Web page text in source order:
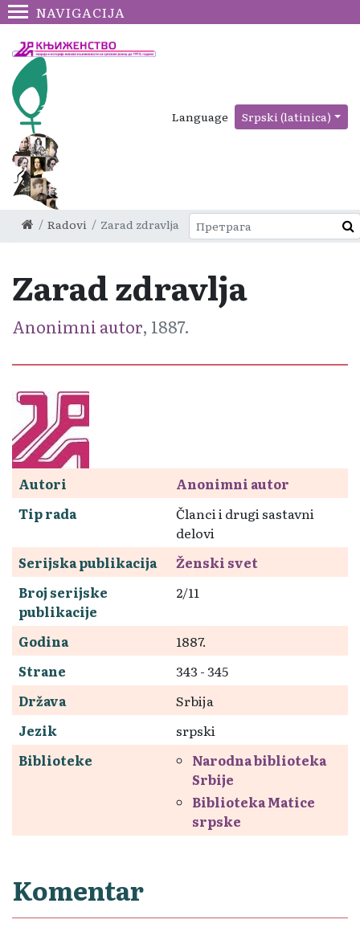
NAVIGACIJA
Language Srpski (latinica)
Radovi Zarad zdravlja
Zarad zdravlja
Anonimni autor, 1887.
Autori
Anonimni autor
Tip rada
Članci i drugi sastavni
delovi
Serijska publikacija
Ženski svet
Broj serijske
publikacije
2/11
Godina
1887.
Strane
343 - 345
Država
Srbija
Jezik
srpski
Biblioteke
Narodna biblioteka
Srbije
Biblioteka Matice
srpske
Komentar